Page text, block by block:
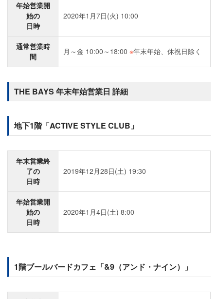
年始営業開
始の
日時
2020年1月7日(火) 10:00
通常営業時
間
月～金 10:00～18:00 ※年末年始、休祝日除く
THE BAYS 年末年始営業日 詳細
地下1階「ACTIVE STYLE CLUB」
年末営業終
了の
日時
2019年12月28日(土) 19:30
年始営業開
始の
日時
2020年1月4日(土) 8:00
1階ブールバードカフェ「&9（アンド・ナイン）」